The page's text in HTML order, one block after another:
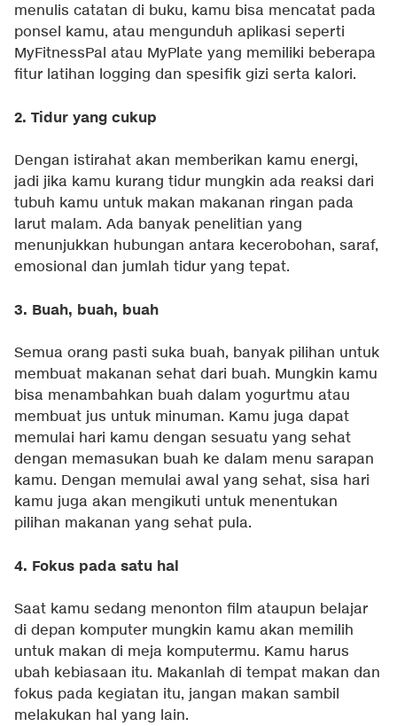
menulis catatan di buku, kamu bisa mencatat pada
ponsel kamu, atau mengunduh aplikasi seperti
MyFitnessPal atau MyPlate yang memiliki beberapa
fitur latihan logging dan spesifik gizi serta kalori.
2. Tidur yang cukup
Dengan istirahat akan memberikan kamu energi,
jadi jika kamu kurang tidur mungkin ada reaksi dari
tubuh kamu untuk makan makanan ringan pada
larut malam. Ada banyak penelitian yang
menunjukkan hubungan antara kecerobohan, saraf,
emosional dan jumlah tidur yang tepat.
3. Buah, buah, buah
Semua orang pasti suka buah, banyak pilihan untuk
membuat makanan sehat dari buah. Mungkin kamu
bisa menambahkan buah dalam yogurtmu atau
membuat jus untuk minuman. Kamu juga dapat
memulai hari kamu dengan sesuatu yang sehat
dengan memasukan buah ke dalam menu sarapan
kamu. Dengan memulai awal yang sehat, sisa hari
kamu juga akan mengikuti untuk menentukan
pilihan makanan yang sehat pula.
4. Fokus pada satu hal
Saat kamu sedang menonton film ataupun belajar
di depan komputer mungkin kamu akan memilih
untuk makan di meja komputermu. Kamu harus
ubah kebiasaan itu. Makanlah di tempat makan dan
fokus pada kegiatan itu, jangan makan sambil
melakukan hal yang lain.